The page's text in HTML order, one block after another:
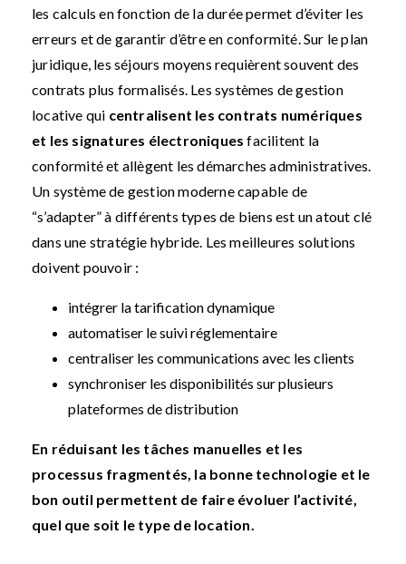
les calculs en fonction de la durée permet d’éviter les
erreurs et de garantir d’être en conformité. Sur le plan
juridique, les séjours moyens requièrent souvent des
contrats plus formalisés. Les systèmes de gestion
locative qui centralisent les contrats numériques
et les signatures électroniques facilitent la
conformité et allègent les démarches administratives.
Un système de gestion moderne capable de
“s’adapter” à différents types de biens est un atout clé
dans une stratégie hybride. Les meilleures solutions
doivent pouvoir :
intégrer la tarification dynamique
automatiser le suivi réglementaire
centraliser les communications avec les clients
synchroniser les disponibilités sur plusieurs
plateformes de distribution
En réduisant les tâches manuelles et les
processus fragmentés, la bonne technologie et le
bon outil permettent de faire évoluer l’activité,
quel que soit le type de location.